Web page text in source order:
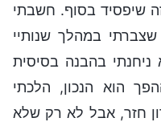
שיפסיד בסוף. חשבתי
במהלך שנותיי
ניחנתי בהבנה בסיסית
הוא הנכון, הלכתי
חזר, אבל לא רק שלא